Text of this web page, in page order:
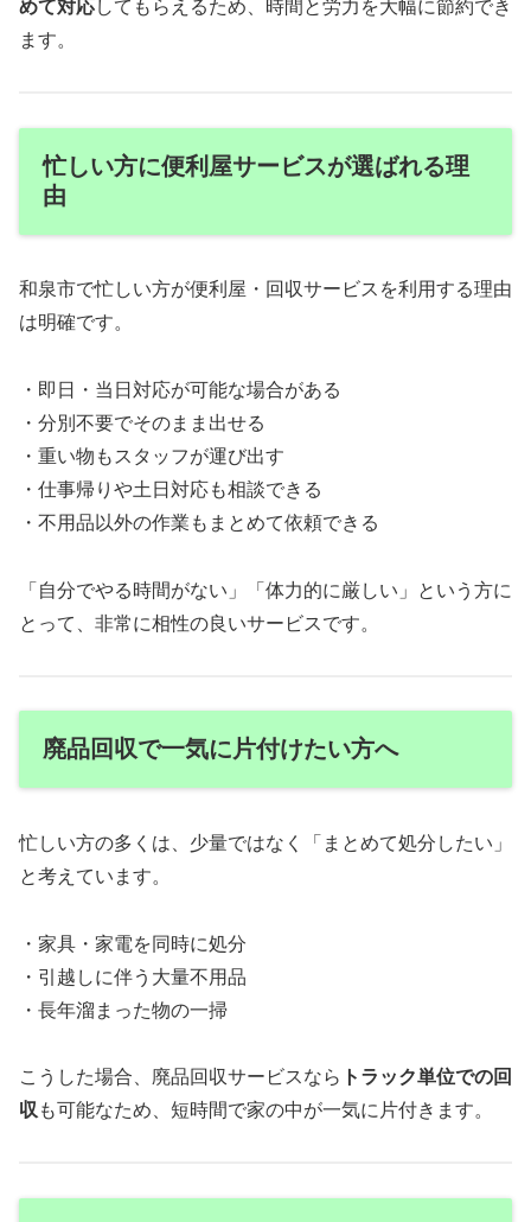
めて対応してもらえるため、時間と労力を大幅に節約でき
ます。
忙しい方に便利屋サービスが選ばれる理
由
和泉市で忙しい方が便利屋・回収サービスを利用する理由
は明確です。
・即日・当日対応が可能な場合がある
・分別不要でそのまま出せる
・重い物もスタッフが運び出す
・仕事帰りや土日対応も相談できる
・不用品以外の作業もまとめて依頼できる
「自分でやる時間がない」「体力的に厳しい」という方に
とって、非常に相性の良いサービスです。
廃品回収で一気に片付けたい方へ
忙しい方の多くは、少量ではなく「まとめて処分したい」
と考えています。
・家具・家電を同時に処分
・引越しに伴う大量不用品
・長年溜まった物の一掃
こうした場合、廃品回収サービスなら トラック単位での回
収も可能なため、短時間で家の中が一気に片付きます。